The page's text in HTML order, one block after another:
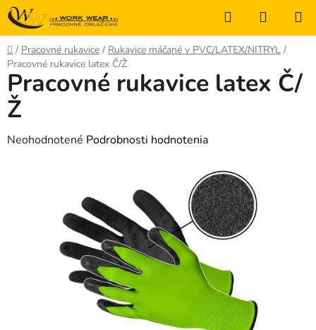
Prejsť
na
obsah
Hľadať
KOŠÍK
Domov
/ Pracovné rukavice / Rukavice máčané v PVC/LATEX/NITRYL /
Pracovné rukavice latex Č/Ž
Pracovné rukavice latex Č/
Ž
Priemerné
Neohodnotené Podrobnosti hodnotenia